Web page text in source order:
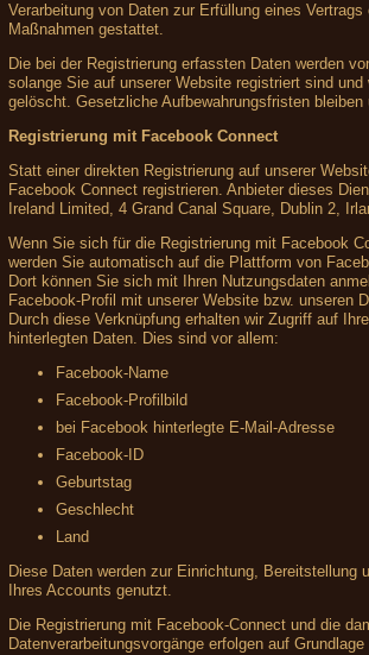
Verarbeitung von Daten zur Erfüllung eines
Maßnahmen gestattet.
Die bei der Registrierung erfassten Daten werden
solange Sie auf unserer Website registriert sind und
gelöscht. Gesetzliche Aufbewahrungsfristen bleiben
Registrierung mit Facebook Connect
Statt einer direkten Registrierung auf unserer
Facebook Connect registrieren. Anbieter dieses
Ireland Limited, 4 Grand Canal Square, Dublin 2,
Wenn Sie sich für die Registrierung mit Facebook
werden Sie automatisch auf die Plattform von
Dort können Sie sich mit Ihren Nutzungsdaten
Facebook-Profil mit unserer Website bzw. unseren
Durch diese Verknüpfung erhalten wir Zugriff auf
hinterlegten Daten. Dies sind vor allem:
Facebook-Name
Facebook-Profilbild
bei Facebook hinterlegte E-Mail-Adresse
Facebook-ID
Geburtstag
Geschlecht
Land
Diese Daten werden zur Einrichtung, Bereitstellung
Ihres Accounts genutzt.
Die Registrierung mit Facebook-Connect und die
Datenverarbeitungsvorgänge erfolgen auf